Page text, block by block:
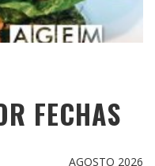
FECHAS
AGOSTO 2026